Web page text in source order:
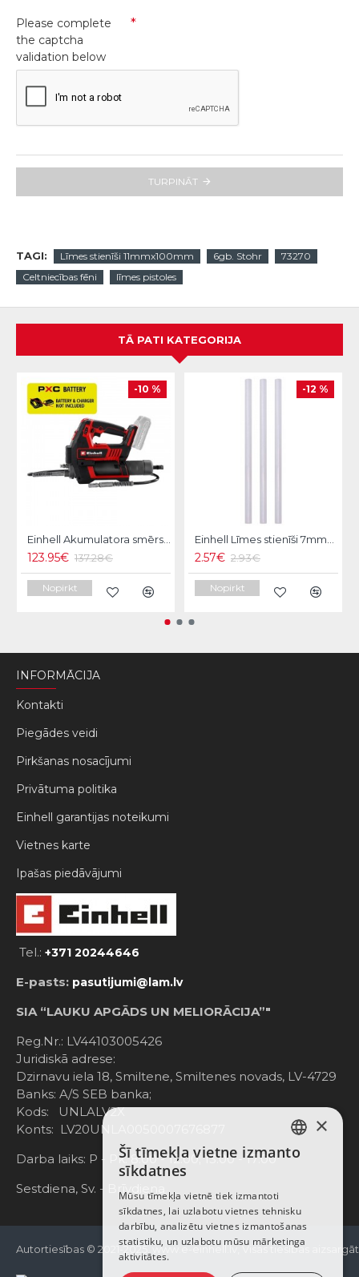
Please complete
the captcha
validation below
TURPINĀT
TAGI: Līmes stienīši 11mmx100mm 6gb. Stohr
73270
Celtniecības fēni
līmes pistoles
TĀ PATI KATEGORIJA
-10 %
Einhell Akumulatora smērspiede TP-GR 18/690 Li-Solo
123.95€ 137.28€
Nopirkt
-12 %
Einhell Līmes stienīši 7mmx150mm,24gb
2.57€ 2.93€
Nopirkt
INFORMĀCIJA
Kontakti
Piegādes veidi
Pirkšanas nosacījumi
Privātuma politika
Einhell garantijas noteikumi
Vietnes karte
Ipašas piedāvājumi
Tel.: +371 20244646
E-pasts: pasutijumi@lam.lv
SIA “LAUKU APGĀDS UN MELIORĀCIJA”"
Reg.Nr.: LV44103005426
Juridiskā adrese:
Dzirnavu iela 18, Smiltene, Smiltenes novads, LV-4729
Banks: A/S SEB banka;
Kods: UNLALV2X
Konts: LV20UNLA0050007676877
Darba laiks: P - Pk. 8:00 - 12:00; 13:00 - 17:00
Sestdiena, Sv. - Brīvdiena
Autortiesības © 2021-2025, www.e-einhell.lv, Visas tiesības
LATVIAN
ENGLISH
×
Šī tīmekļa vietne izmanto
sīkdatnes
Mūsu tīmekļa vietnē tiek izmantoti
sīkdatnes, lai uzlabotu vietnes tehnisku
darbību, analizētu vietnes izmantošanas
statistiku, un uzlabotu mūsu mārketinga
aktivitātes.